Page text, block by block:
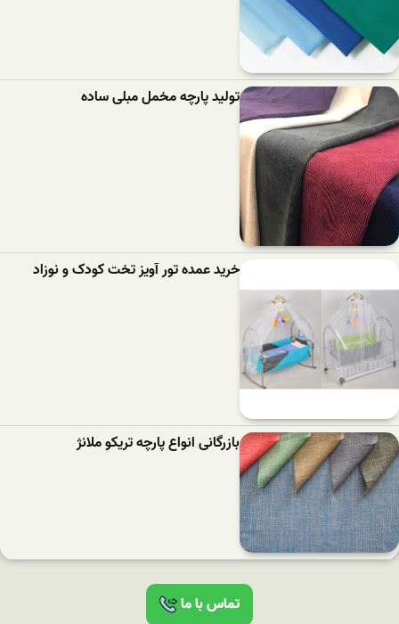
تولید پارچه مخمل مبلی ساده
خرید عمده تور آویز تخت کودک و نوزاد
بازرگانی انواع پارچه تریکو ملانژ
تماس با ما